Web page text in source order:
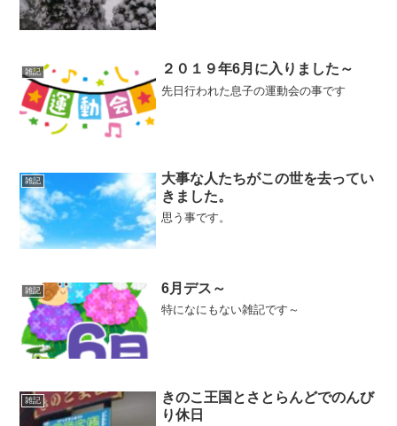
雑記 ２０１９年6月に入りました～
先日行われた息子の運動会の事です
雑記
大事な人たちがこの世を去ってい
きました。
思う事です。
雑記 6月デス～
特になにもない雑記です～
雑記
きのこ王国とさとらんどでのんび
り休日